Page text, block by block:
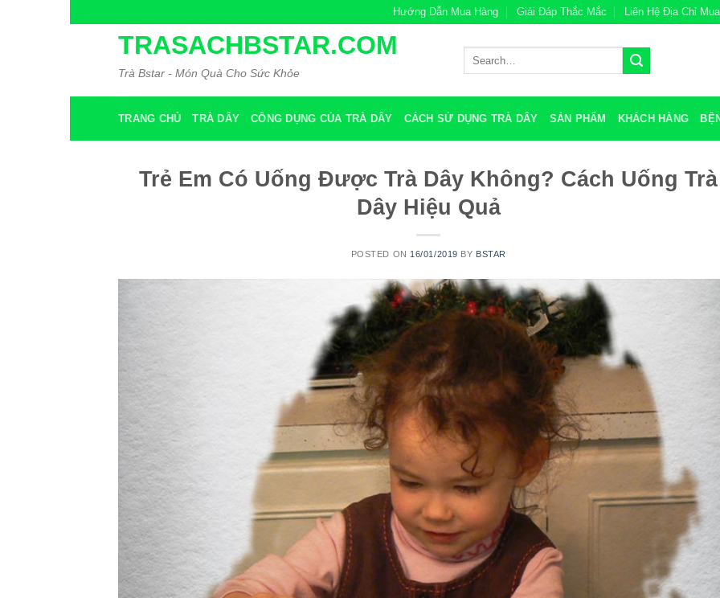
Hướng Dẫn Mua Hàng Giải Đáp Thắc Mắc Liên Hệ Địa Chỉ
TRASACHBSTAR.COM
Trà Bstar - Món Quà Cho Sức Khỏe
TRANG CHỦ TRÀ DÂY CÔNG DỤNG CỦA TRÀ DÂY CÁCH SỬ DỤNG TRÀ DÂY SẢN PHẨM KHÁCH HÀNG
Trẻ Em Có Uống Được Trà Dây Không? Cách Uống Trà
Dây Hiệu Quả
POSTED ON 16/01/2019 BY BSTAR